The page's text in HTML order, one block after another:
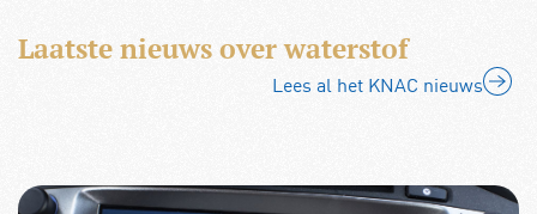
Laatste nieuws over waterstof
Lees al het KNAC nieuws